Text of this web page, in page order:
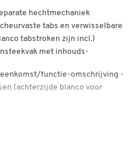
hechtmechaniek
tabs en verwisselbare
tabstroken zijn incl.)
met inhouds-
functie-omschrijving -
(achterzijde blanco voor
transparant binnenvak voor
mm breed) om te beschrijven